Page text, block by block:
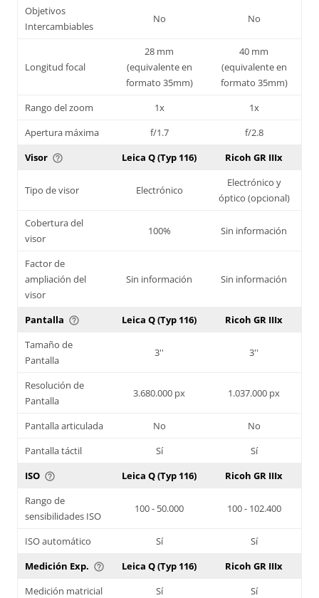
Objetivos
Intercambiables
No No
Longitud focal
28 mm
(equivalente en
formato 35mm)
40 mm
(equivalente en
formato 35mm)
Rango del zoom
1x
1x
Apertura máxima
f/1.7
f/2.8
Visor help_outline Leica Q (Typ 116) Ricoh GR IIIx
Tipo de visor Electrónico
Electrónico y
óptico (opcional)
Cobertura del
visor
100% Sin información
Factor de
ampliación del
visor
Sin información Sin información
Pantalla help_outline Leica Q (Typ 116)
Ricoh GR IIIx
Tamaño de
Pantalla
3'' 3''
Resolución de
Pantalla
3.680.000 px 1.037.000 px
Pantalla articulada No
No
Pantalla táctil
Sí
Sí
ISO help_outline Leica Q (Typ 116)
Ricoh GR IIIx
Rango de
sensibilidades ISO
100 - 50.000 100 - 102.400
ISO automático Sí
Sí
Medición Exp. help_outline Leica Q (Typ 116)
Ricoh GR IIIx
Medición matricial
Sí Sí